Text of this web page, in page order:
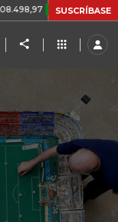
+$ 8.753,81 +2,19%
SUSCRÍBASE